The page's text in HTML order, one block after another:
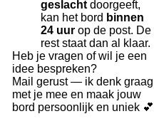
geslacht doorgeeft,
kan het bord binnen
24 uur op de post. De
rest staat dan al klaar.
Heb je vragen of wil je een
idee bespreken?
Mail gerust — ik denk graag
met je mee en maak jouw
bord persoonlijk en uniek 💕